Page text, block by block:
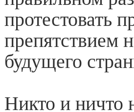
протестовать
препятствием
будущего
Никто и ничто